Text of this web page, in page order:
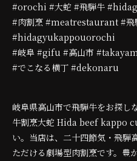
#orochi #大蛇 #飛騨牛
#肉割烹 #meatrestaurant #飛
#hidagyukappouorochi
#岐阜 #gifu #高山市
#でこなる横丁 #dekonaru
岐阜県高山市で飛騨牛をお探し
牛割烹大蛇 Hida beef kappo
い。当店は、二十四節気・飛騨
ただける劇場型肉割烹です。豊